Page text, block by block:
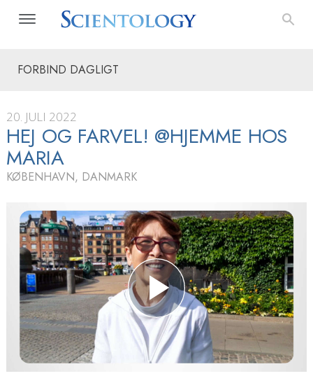
FORBIND DAGLIGT
20. JULI 2022
HEJ OG FARVEL! @HJEMME HOS
MARIA
KØBENHAVN, DANMARK